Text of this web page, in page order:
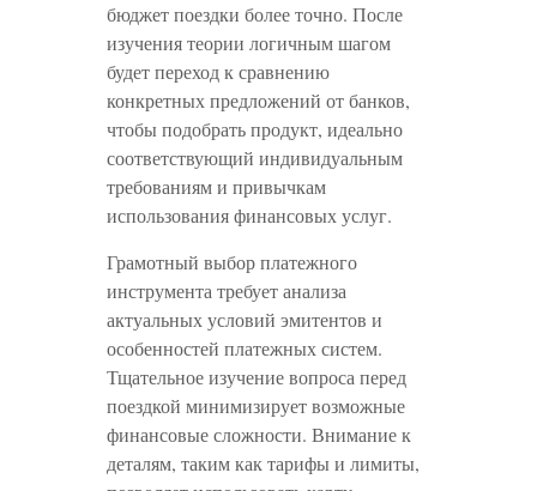
бюджет поездки более точно. После
изучения теории логичным шагом
будет переход к сравнению
конкретных предложений от банков,
чтобы подобрать продукт, идеально
соответствующий индивидуальным
требованиям и привычкам
использования финансовых услуг.
Грамотный выбор платежного
инструмента требует анализа
актуальных условий эмитентов и
особенностей платежных систем.
Тщательное изучение вопроса перед
поездкой минимизирует возможные
финансовые сложности. Внимание к
деталям, таким как тарифы и лимиты,